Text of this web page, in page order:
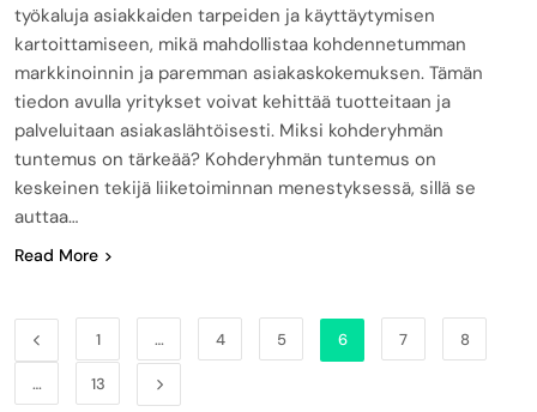
työkaluja asiakkaiden tarpeiden ja käyttäytymisen
kartoittamiseen, mikä mahdollistaa kohdennetumman
markkinoinnin ja paremman asiakaskokemuksen. Tämän
tiedon avulla yritykset voivat kehittää tuotteitaan ja
palveluitaan asiakaslähtöisesti. Miksi kohderyhmän
tuntemus on tärkeää? Kohderyhmän tuntemus on
keskeinen tekijä liiketoiminnan menestyksessä, sillä se
auttaa…
Read More
1 … 4 5 6 7 8
… 13